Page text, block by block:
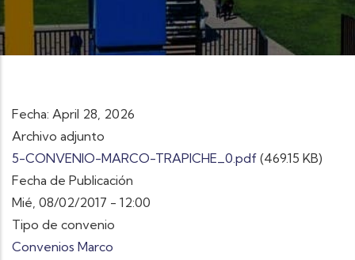
Fecha: April 28, 2026
Archivo adjunto
5-CONVENIO-MARCO-TRAPICHE_0.pdf (469.15 KB)
Fecha de Publicación
Mié, 08/02/2017 - 12:00
Tipo de convenio
Convenios Marco